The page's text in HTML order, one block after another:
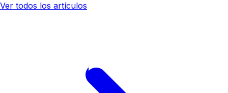
Ver todos los artículos